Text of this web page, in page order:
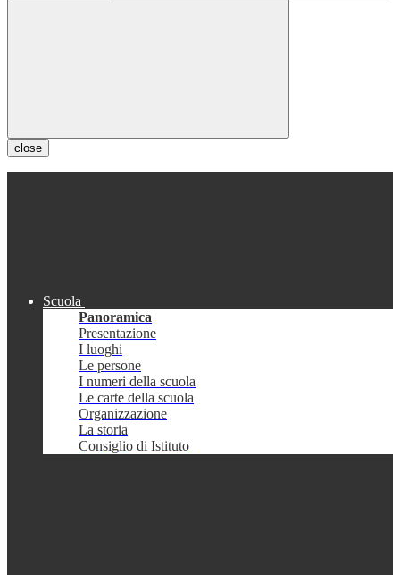
close
Scuola
Panoramica
Presentazione
I luoghi
Le persone
I numeri della scuola
Le carte della scuola
Organizzazione
La storia
Consiglio di Istituto